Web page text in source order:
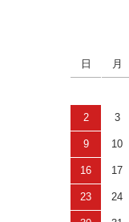
日 月
2 3
9 10
16 17
23 24